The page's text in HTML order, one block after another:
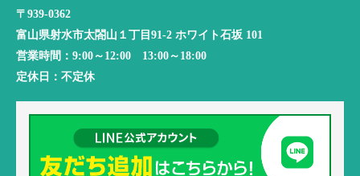
〒939-0362
富山県射水市太閤山１丁目91-2 ホワイト石坂 101
営業時間： 9:00～12:00 13:00～18:00
定休日： 不定休